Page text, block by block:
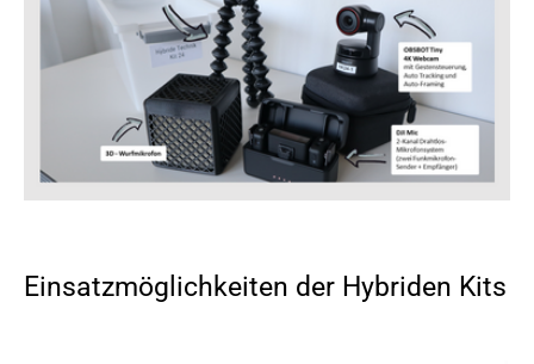
Einsatzmöglichkeiten der Hybriden Kits